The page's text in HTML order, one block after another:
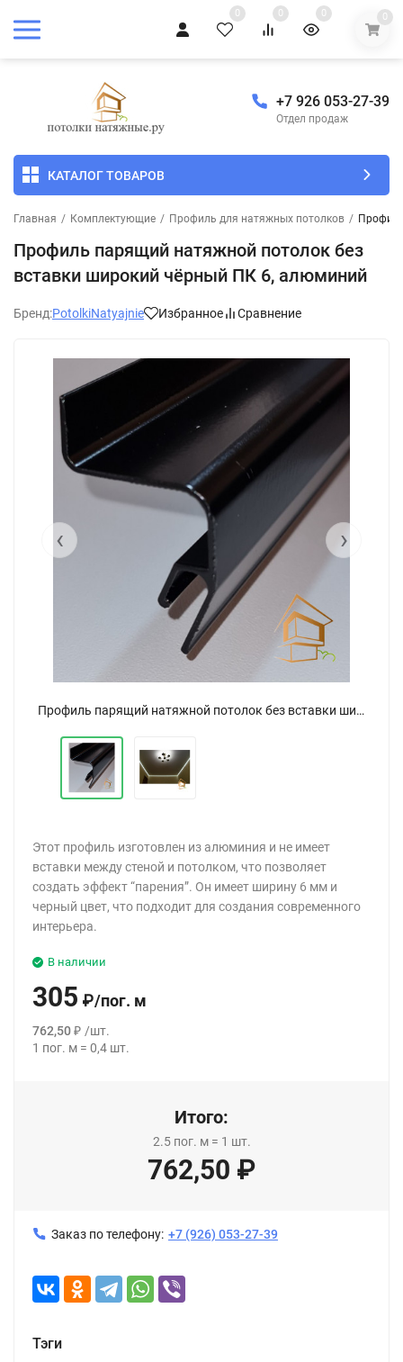
0 0 0 0
+7 926 053-27-39
Отдел продаж
КАТАЛОГ ТОВАРОВ
Главная / Комплектующие / Профиль для натяжных потолков /
Профиль парящий натяжной потолок без
вставки широкий чёрный ПК 6, алюминий
Бренд:PotolkiNatyajnie Избранное Сравнение
Профиль парящий натяжной потолок без вставки широкий чёрный ПК 6, алюминий
‹ ›
Этот профиль изготовлен из алюминия и не имеет
вставки между стеной и потолком, что позволяет
создать эффект “парения”. Он имеет ширину 6 мм и
черный цвет, что подходит для создания современного
интерьера.
В наличии
305 ₽/пог. м
762,50₽ /шт.
1 пог. м = 0,4 шт.
Итого:
2.5пог. м= 1 шт.
762,50 ₽
Заказ по телефону: +7 (926) 053-27-39
Тэги